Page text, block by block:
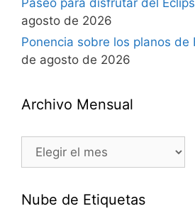
Paseo para disfrutar del
agosto de 2026
Ponencia sobre los planos de
de agosto de 2026
Archivo Mensual
Nube de Etiquetas